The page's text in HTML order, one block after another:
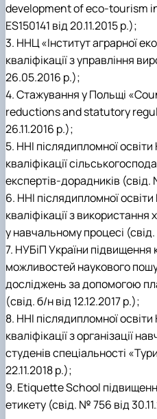
development of eco-tourism
ES150141 від 20.11.2015 р.);
3. ННЦ «Інститут аграрної
кваліфікації з управління
26.05.2016 р.);
4. Стажування у Польщі
reductions and statutory
26.11.2016 р.);
5. ННІ післядипломної
кваліфікації
експертів-дорадників
6. ННІ післядипломної
кваліфікації з
у навчальному процесі
7. НУБіП України підвищення
можливостей наукового
досліджень за допомогою
(свід. б/н від 12.12.2017 р.);
8. ННІ післядипломної
кваліфікації з організації
студенів спеціальності
22.11.2018 р.);
9. Etiquette School
етикету (свід. № 756 від